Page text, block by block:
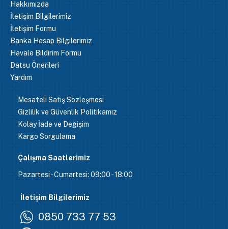
Hakkımızda
İletişim Bilgilerimiz
İletişim Formu
Banka Hesap Bilgilerimiz
Havale Bildirim Formu
Datsu Önerileri
Yardım
Mesafeli Satış Sözleşmesi
Gizlilik ve Güvenlik Politikamız
Kolay İade ve Değişim
Kargo Sorgulama
Çalışma Saatlerimiz
Pazartesi - Cumartesi: 09:00 - 18:00
İletişim Bilgilerimiz
0850 733 77 53